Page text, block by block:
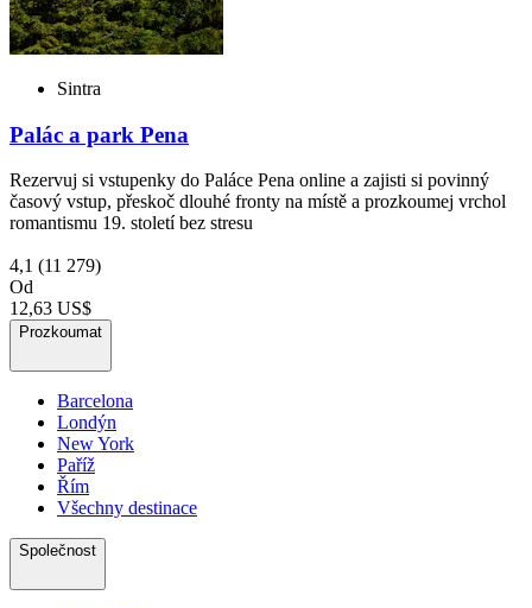
Sintra
Palác a park Pena
Rezervuj si vstupenky do Paláce Pena online a zajisti si povinný
časový vstup, přeskoč dlouhé fronty na místě a prozkoumej vrchol
romantismu 19. století bez stresu
4,1 (11 279)
Od
12,63 US$
Prozkoumat
Barcelona
Londýn
New York
Paříž
Řím
Všechny destinace
Společnost